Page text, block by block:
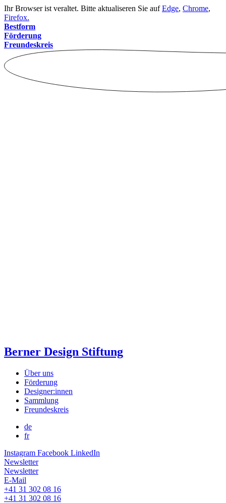
Ihr Browser ist veraltet. Bitte aktualiseren Sie aufEdge, Chrome,
Firefox.
Bestform
Förderung
Freundeskreis
Berner Design Stiftung
Über uns
Förderung
Designer:innen
Sammlung
Freundeskreis
de
fr
Instagram Facebook LinkedIn
Newsletter
Newsletter
E-Mail
+41 31 302 08 16
+41 31 302 08 16